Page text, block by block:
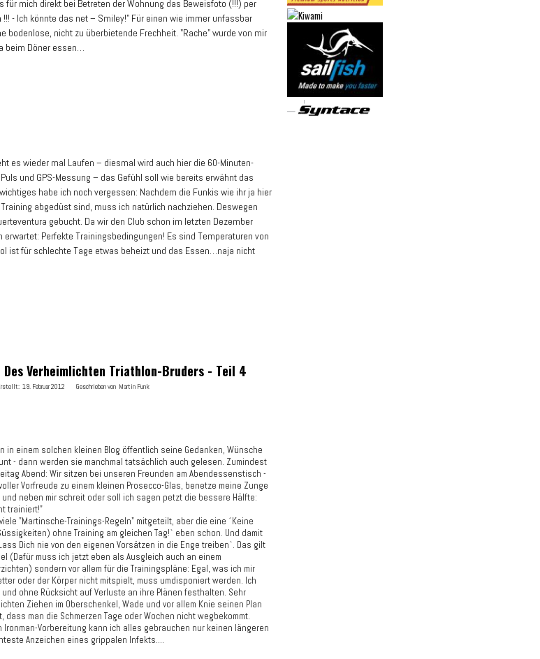
für mich direkt bei Betreten der Wohnung das Beweisfoto (!!!) per
!!! - Ich könnte das net – Smiley!" Für einen wie immer unfassbar
bodenlose, nicht zu überbietende Frechheit. "Rache" wurde von mir
beim Döner essen…
es wieder mal Laufen – diesmal wird auch hier die 60-Minuten-
und GPS-Messung – das Gefühl soll wie bereits erwähnt das
habe ich noch vergessen: Nachdem die Funkis wie ihr ja hier
abgedüst sind, muss ich natürlich nachziehen. Deswegen
gebucht. Da wir den Club schon im letzten Dezember
Perfekte Trainingsbedingungen! Es sind Temperaturen von
ist für schlechte Tage etwas beheizt und das Essen…naja nicht
Des Verheimlichten Triathlon-Bruders - Teil 4
19. Februar 2012 Geschrieben von Martin Funk
in einem solchen kleinen Blog öffentlich seine Gedanken, Wünsche
- dann werden sie manchmal tatsächlich auch gelesen. Zumindest
Abend: Wir sitzen bei unseren Freunden am Abendessenstisch -
Vorfreude zu einem kleinen Prosecco-Glas, benetze meine Zunge
neben mir schreit oder soll ich sagen petzt die bessere Hälfte:
trainiert!"
"Martinsche-Trainings-Regeln" mitgeteilt, aber die eine ´Keine
ohne Training am gleichen Tag!` eben schon. Und damit
Dich nie von den eigenen Vorsätzen in die Enge treiben`. Das gilt
(Dafür muss ich jetzt eben als Ausgleich auch an einem
sondern vor allem für die Trainingspläne: Egal, was ich mir
oder der Körper nicht mitspielt, muss umdisponiert werden. Ich
ohne Rücksicht auf Verluste an ihre Plänen festhalten. Sehr
Ziehen im Oberschenkel, Wade und vor allem Knie seinen Plan
man die Schmerzen Tage oder Wochen nicht wegbekommt.
Ironman-Vorbereitung kann ich alles gebrauchen nur keinen längeren
Anzeichen eines grippalen Infekts....